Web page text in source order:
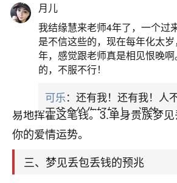
1.梦见丢钱，这通常反映了你
比较宽裕，不会因为财务问题而
便你现在没有钱，在你需要的时
援手。2.年轻人梦见丢钱，这通常
势不错，可能会获得一笔意外的
易地挥霍这笔钱。3.单身贵族梦
你的爱情运势。
三、梦见丢包丢钱的预兆
月儿
我结缘慧来老师4年了，一个过
是不信这些的，现在每年化太
年，感觉跟老师真是相见恨晚
的，不服不行！
可乐：还有我！还有我！人
天爷会给你好好上一课的。
哪样不服都不行！
平安是福
卦，认识老师3年了，都是缘